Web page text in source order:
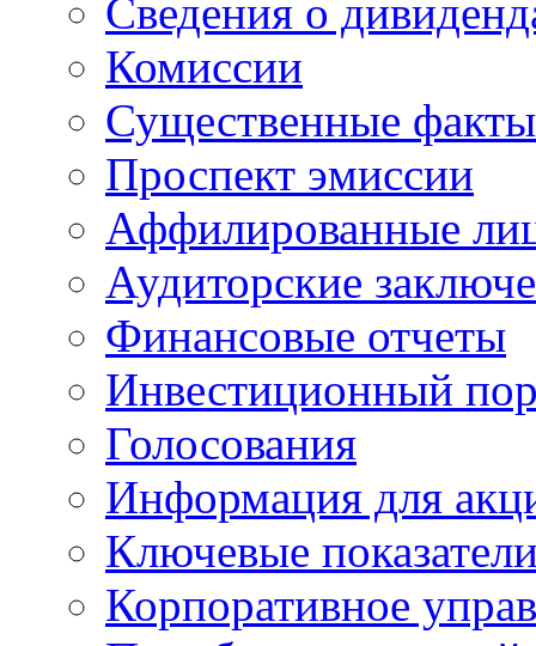
Сведения о
Комиссии
Существенные факты
Проспект эмиссии
Аффилированные
Аудиторские
Финансовые отчеты
Инвестиционный
Голосования
Информация для
Ключевые
Корпоративное